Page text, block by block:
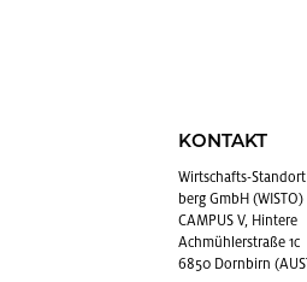
KONTAKT
Wirt­schafts-
berg GmbH (WISTO)
CAMPUS V, Hintere
Achmühlerstraße 1c
6850 Dornbirn